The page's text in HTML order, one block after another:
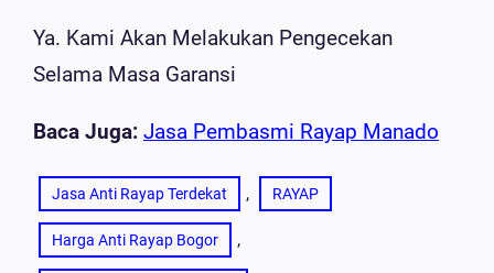
Ya. Kami Akan Melakukan Pengecekan
Selama Masa Garansi
Baca Juga: Jasa Pembasmi Rayap Manado
Jasa Anti Rayap Terdekat , RAYAP
Harga Anti Rayap Bogor ,